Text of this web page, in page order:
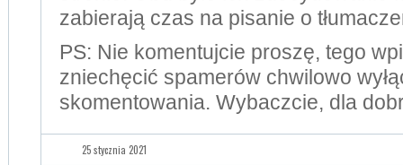
zabierają czas na pisanie o
PS: Nie komentujcie proszę, tego
zniechęcić spamerów chwilowo
skomentowania. Wybaczcie, dla
25 stycznia 2021